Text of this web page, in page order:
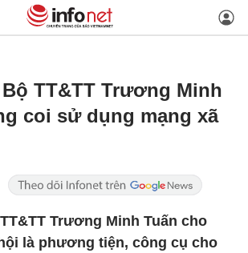
TT&TT Trương Minh
coi sử dụng mạng xã
Trương Minh Tuấn cho
là phương tiện, công cụ cho